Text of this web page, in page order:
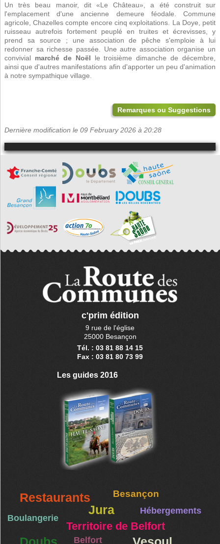
Un très beau manoir, dit «Le Château», a été construit sur
l'emplacement d'une ancienne demeure féodale. Commune
agricole, Chazelles compte encore cinq exploitations. La Doye, petit
ruisseau autrefois fortement peuplé en truites et écrevisses, y
prend sa source ; une association de pêche s'emploie à lui
redonner sa richesse passée. Une autre association organise un
convivial marché de Noël le troisième dimanche de décembre,
ainsi que d'autres manifestations afin d'apporter un peu d'animation
à notre sympathique village.
Remarques ou Suggestions
Dernière modification le 09 February 2026 à 20:28
c'prim édition
9 rue de l'église
25000 Besançon
Tél. : 03 81 88 14 15
Fax : 03 81 80 73 99
Les guides 2016
Restaurants Besançon
Jura Hébergements
Boulangerie
Territoire de Belfort
Belfort